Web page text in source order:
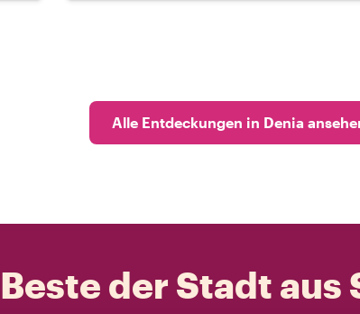
Alle Entdeckungen in Denia
der Stadt